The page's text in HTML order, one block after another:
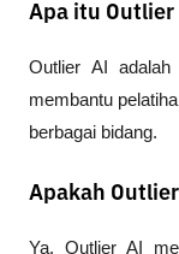
Apa itu Outlier
Outlier AI
membantu
berbagai bidang.
Apakah
Ya. Outlier AI